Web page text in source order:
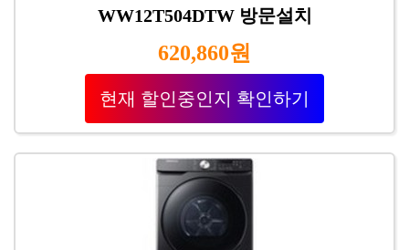
WW12T504DTW 방문설치
620,860원
현재 할인중인지 확인하기